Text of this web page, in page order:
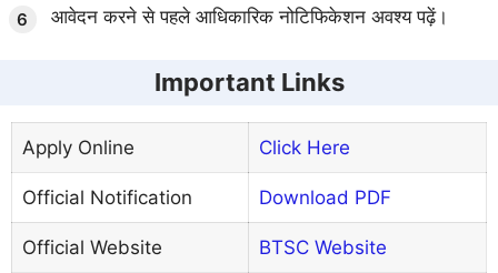
आवेदन करने से पहले आधिकारिक नोटिफिकेशन अवश्य पढ़ें।
Important Links
Apply Online Click Here
Official Notification Download PDF
Official Website BTSC Website